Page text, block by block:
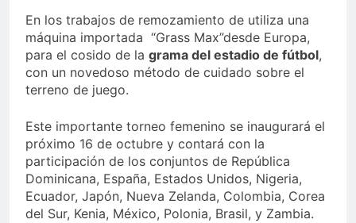
En los trabajos de remozamiento de utiliza una
máquina importada “Grass Max”desde Europa,
para el cosido de la grama del estadio de fútbol,
con un novedoso método de cuidado sobre el
terreno de juego.
Este importante torneo femenino se inaugurará el
próximo 16 de octubre y contará con la
participación de los conjuntos de República
Dominicana, España, Estados Unidos, Nigeria,
Ecuador, Japón, Nueva Zelanda, Colombia, Corea
del Sur, Kenia, México, Polonia, Brasil, y Zambia.